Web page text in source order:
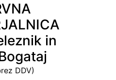
in
DDV)